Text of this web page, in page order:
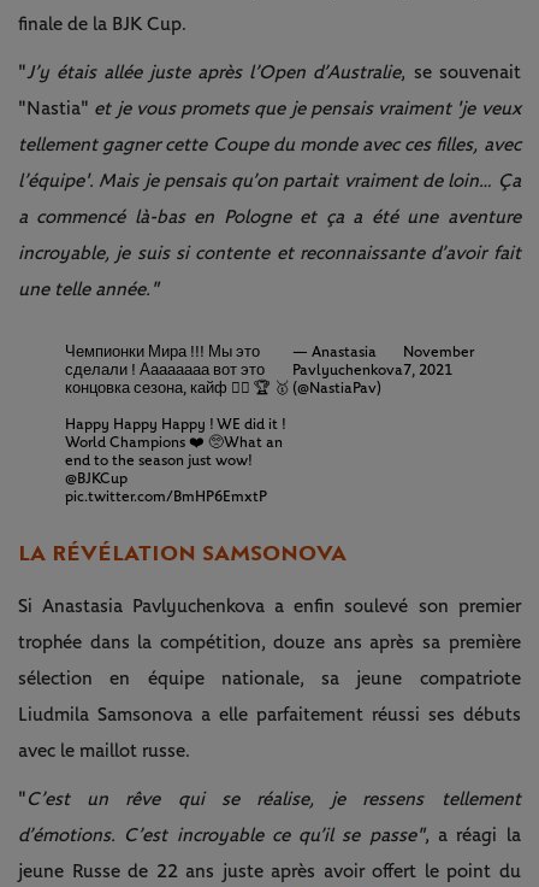
finale de la BJK Cup.
"J’y étais allée juste après l’Open d’Australie, se souvenait
"Nastia" et je vous promets que je pensais vraiment 'je veux
tellement gagner cette Coupe du monde avec ces filles, avec
l’équipe'. Mais je pensais qu’on partait vraiment de loin… Ça
a commencé là-bas en Pologne et ça a été une aventure
incroyable, je suis si contente et reconnaissante d’avoir fait
une telle année."
Чемпионки Мира !!! Мы это
сделали ! Аааааааа вот это
концовка сезона, кайф ❤️‍🔥 🏆 🥇
Happy Happy Happy ! WE did it !
World Champions ❤️ 🥺What an
end to the season just wow!
@BJKCup
pic.twitter.com/BmHP6EmxtP
— Anastasia
Pavlyuchenkova
(@NastiaPav)
November
7, 2021
LA RÉVÉLATION SAMSONOVA
Si Anastasia Pavlyuchenkova a enfin soulevé son premier
trophée dans la compétition, douze ans après sa première
sélection en équipe nationale, sa jeune compatriote
Liudmila Samsonova a elle parfaitement réussi ses débuts
avec le maillot russe.
"C’est un rêve qui se réalise, je ressens tellement
d’émotions. C’est incroyable ce qu’il se passe", a réagi la
jeune Russe de 22 ans juste après avoir offert le point du